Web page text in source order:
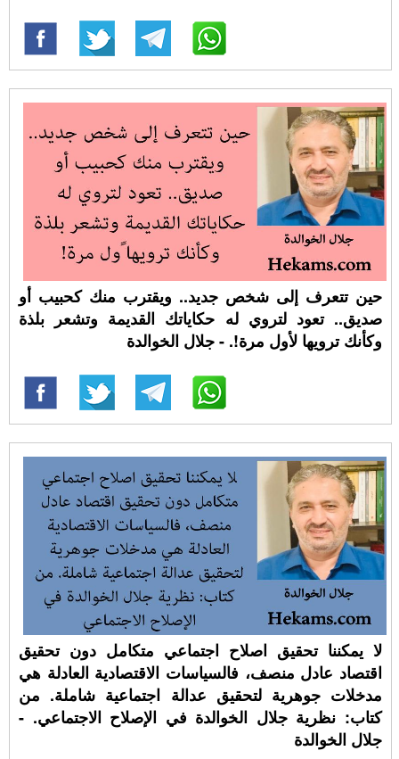
حين تتعرف إلى شخص جديد.. ويقترب منك كحبيب أو
صديق.. تعود لتروي له حكاياتك القديمة وتشعر بلذة
وكأنك ترويها ﻷول مرة!. - جلال الخوالدة
لا يمكننا تحقيق اصلاح اجتماعي متكامل دون تحقيق
اقتصاد عادل منصف، فالسياسات الاقتصادية العادلة هي
مدخلات جوهرية لتحقيق عدالة اجتماعية شاملة. من
كتاب: نظرية جلال الخوالدة في الإصلاح الاجتماعي. -
جلال الخوالدة